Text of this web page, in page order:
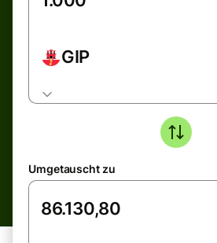
GIP
Umgetauscht zu